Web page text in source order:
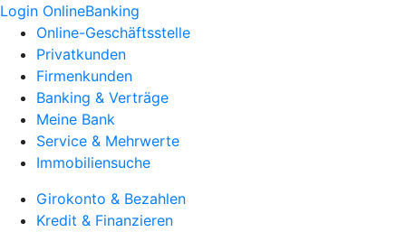
Login OnlineBanking
Online-Geschäftsstelle
Privatkunden
Firmenkunden
Banking & Verträge
Meine Bank
Service & Mehrwerte
Immobiliensuche
Girokonto & Bezahlen
Kredit & Finanzieren